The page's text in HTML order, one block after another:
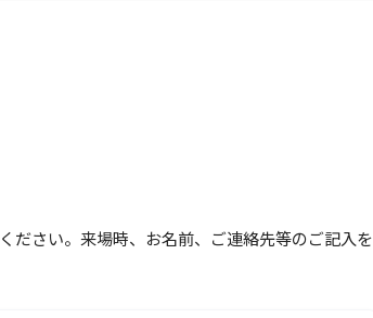
ださい。来場時、お名前、ご連絡先等のご記入を